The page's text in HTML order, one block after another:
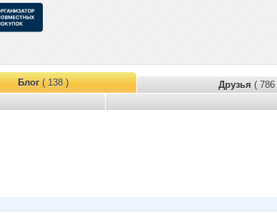
Блог( 138 ) Друзья ( 786